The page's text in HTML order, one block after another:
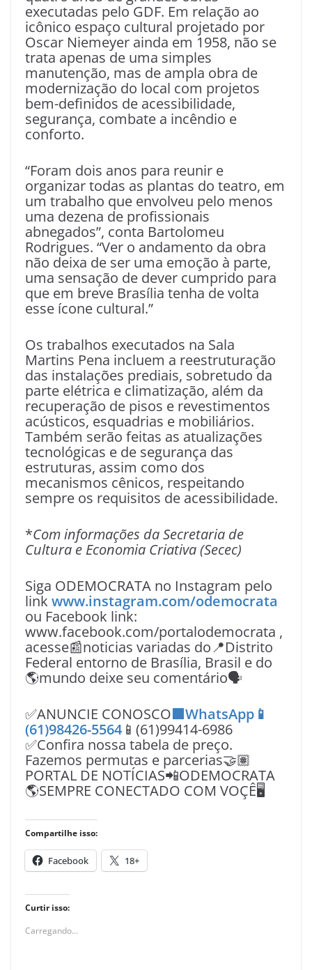
executadas pelo GDF. Em relação ao
icônico espaço cultural projetado por
Oscar Niemeyer ainda em 1958, não se
trata apenas de uma simples
manutenção, mas de ampla obra de
modernização do local com projetos
bem-definidos de acessibilidade,
segurança, combate a incêndio e
conforto.
“Foram dois anos para reunir e
organizar todas as plantas do teatro, em
um trabalho que envolveu pelo menos
uma dezena de profissionais
abnegados”, conta Bartolomeu
Rodrigues. “Ver o andamento da obra
não deixa de ser uma emoção à parte,
uma sensação de dever cumprido para
que em breve Brasília tenha de volta
esse ícone cultural.”
Os trabalhos executados na Sala
Martins Pena incluem a reestruturação
das instalações prediais, sobretudo da
parte elétrica e climatização, além da
recuperação de pisos e revestimentos
acústicos, esquadrias e mobiliários.
Também serão feitas as atualizações
tecnológicas e de segurança das
estruturas, assim como dos
mecanismos cênicos, respeitando
sempre os requisitos de acessibilidade.
*Com informações da Secretaria de
Cultura e Economia Criativa (Secec)
Siga ODEMOCRATA no Instagram pelo
link www.instagram.com/odemocrata
ou Facebook link:
www.facebook.com/portalodemocrata ,
acesse📰noticias variadas do📍Distrito
Federal entorno de Brasília, Brasil e do
🌎mundo deixe seu comentário🗣
✅ANUNCIE CONOSCO🟩WhatsApp📱
(61)98426-5564 📱(61)99414-6986
✅Confira nossa tabela de preço.
Fazemos permutas e parcerias🤝🏽
PORTAL DE NOTÍCIAS📲ODEMOCRATA
🌎SEMPRE CONECTADO COM VOÇÊ🖥️
Compartilhe isso:
Facebook 18+
Curtir isso:
Carregando...